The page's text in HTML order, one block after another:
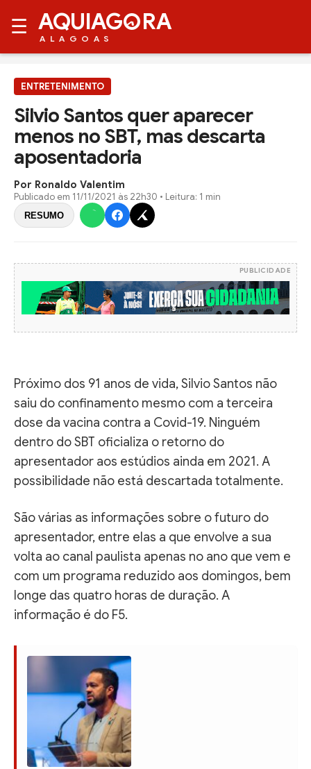
☰ AQUIAG RA
ALAGOAS
ENTRETENIMENTO
Silvio Santos quer aparecer
menos no SBT, mas descarta
aposentadoria
Por Ronaldo Valentim
Publicado em 11/11/2021 às 22h30 • Leitura: 1 min
RESUMO
PUBLICIDADE
Próximo dos 91 anos de vida, Silvio Santos não
saiu do confinamento mesmo com a terceira
dose da vacina contra a Covid-19. Ninguém
dentro do SBT oficializa o retorno do
apresentador aos estúdios ainda em 2021. A
possibilidade não está descartada totalmente.
São várias as informações sobre o futuro do
apresentador, entre elas a que envolve a sua
volta ao canal paulista apenas no ano que vem e
com um programa reduzido aos domingos, bem
longe das quatro horas de duração. A
informação é do F5.